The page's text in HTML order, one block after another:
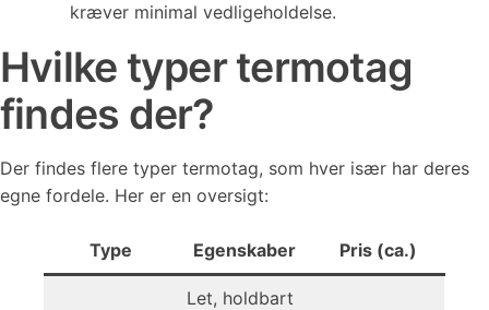
kræver minimal vedligeholdelse.
Hvilke typer termotag
findes der?
Der findes flere typer termotag, som hver især har deres
egne fordele. Her er en oversigt:
Type Egenskaber Pris (ca.)
Let, holdbart